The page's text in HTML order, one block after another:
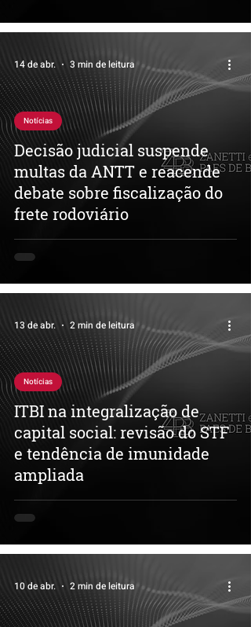
Decisão judicial suspende
multas da ANTT e reacende
debate sobre fiscalização do
frete rodoviário
Notícias
14 de abr. 3 min de leitura
ITBI na integralização de
capital social: revisão do STF
e tendência de imunidade
ampliada
Notícias
13 de abr. 2 min de leitura
10 de abr. 2 min de leitura